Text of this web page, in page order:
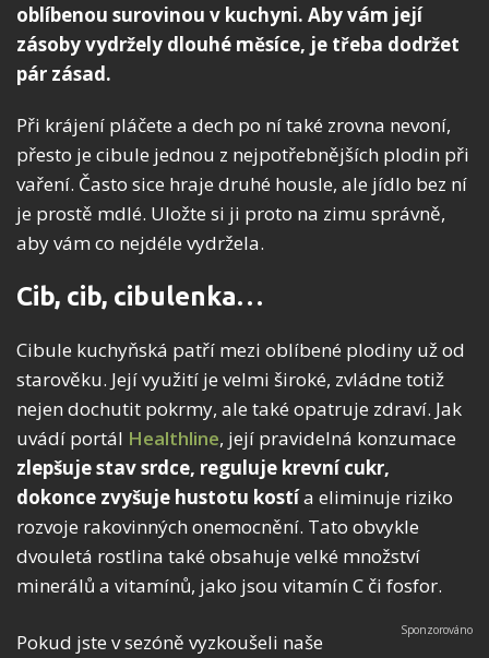
oblíbenou surovinou v kuchyni. Aby vám její
zásoby vydržely dlouhé měsíce, je třeba dodržet
pár zásad.
Při krájení pláčete a dech po ní také zrovna nevoní,
přesto je cibule jednou z nejpotřebnějších plodin při
vaření. Často sice hraje druhé housle, ale jídlo bez ní
je prostě mdlé. Uložte si ji proto na zimu správně,
aby vám co nejdéle vydržela.
Cib, cib, cibulenka…
Cibule kuchyňská patří mezi oblíbené plodiny už od
starověku. Její využití je velmi široké, zvládne totiž
nejen dochutit pokrmy, ale také opatruje zdraví. Jak
uvádí portál Healthline, její pravidelná konzumace
zlepšuje stav srdce, reguluje krevní cukr,
dokonce zvyšuje hustotu kostía eliminuje riziko
rozvoje rakovinných onemocnění. Tato obvykle
dvouletá rostlina také obsahuje velké množství
minerálů a vitamínů, jako jsou vitamín C či fosfor.
Pokud jste v sezóně vyzkoušeli naše